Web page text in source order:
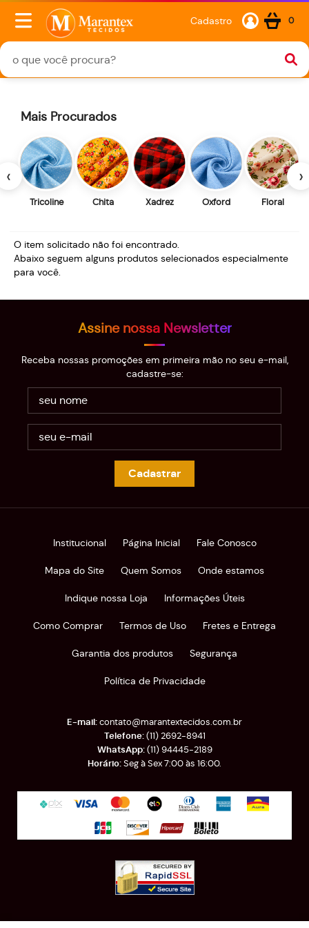
Cadastro 0
‹
Mais Procurados
Tricoline Chita Xadrez Oxford Floral
›
O item solicitado não foi encontrado.
Abaixo seguem alguns produtos selecionados especialmente
para você.
Assine nossa Newsletter
Receba nossas promoções em primeira mão no seu e-mail,
cadastre-se:
Cadastrar
Institucional Página Inicial Fale Conosco
Mapa do Site Quem Somos Onde estamos
Indique nossa Loja Informações Úteis
Como Comprar Termos de Uso Fretes e Entrega
Garantia dos produtos Segurança
Política de Privacidade
(11)2692-8941
(11)94445-2189
Seg à Sex 7:00 às 16:00.
contato@marantextecidos.com.br